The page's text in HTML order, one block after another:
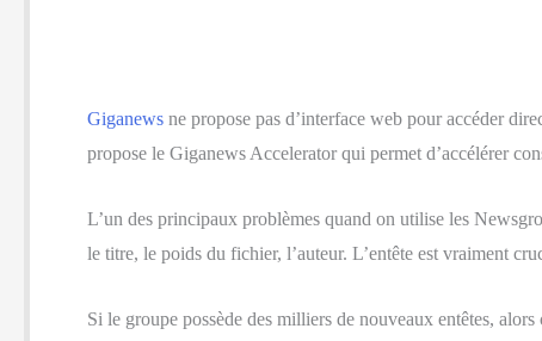
Giganews ne propose pas d’interface web pour accéder
propose le Giganews Accelerator qui permet d’accélérer
L’un des principaux problèmes quand on utilise les
le titre, le poids du fichier, l’auteur. L’entête est vraiment
Si le groupe possède des milliers de nouveaux entêtes,